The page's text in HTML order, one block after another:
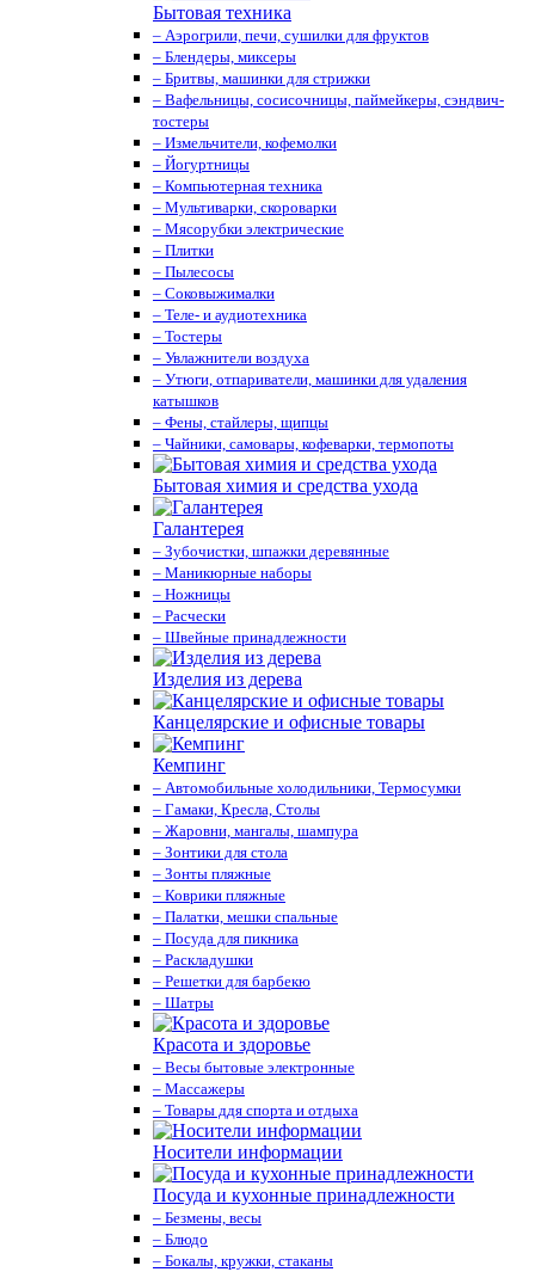
Бытовая техника
– Аэрогрили, печи, сушилки для фруктов
– Блендеры, миксеры
– Бритвы, машинки для стрижки
– Вафельницы, сосисочницы, паймейкеры, сэндвич-
тостеры
– Измельчители, кофемолки
– Йогуртницы
– Компьютерная техника
– Мультиварки, скороварки
– Мясорубки электрические
– Плитки
– Пылесосы
– Соковыжималки
– Теле- и аудиотехника
– Тостеры
– Увлажнители воздуха
– Утюги, отпариватели, машинки для удаления
катышков
– Фены, стайлеры, щипцы
– Чайники, самовары, кофеварки, термопоты
Бытовая химия и средства ухода
Галантерея
– Зубочистки, шпажки деревянные
– Маникюрные наборы
– Ножницы
– Расчески
– Швейные принадлежности
Изделия из дерева
Канцелярские и офисные товары
Кемпинг
– Автомобильные холодильники, Термосумки
– Гамаки, Кресла, Столы
– Жаровни, мангалы, шампура
– Зонтики для стола
– Зонты пляжные
– Коврики пляжные
– Палатки, мешки спальные
– Посуда для пикника
– Раскладушки
– Решетки для барбекю
– Шатры
Красота и здоровье
– Весы бытовые электронные
– Массажеры
– Товары ддя спорта и отдыха
Носители информации
Посуда и кухонные принадлежности
– Безмены, весы
– Блюдо
– Бокалы, кружки, стаканы